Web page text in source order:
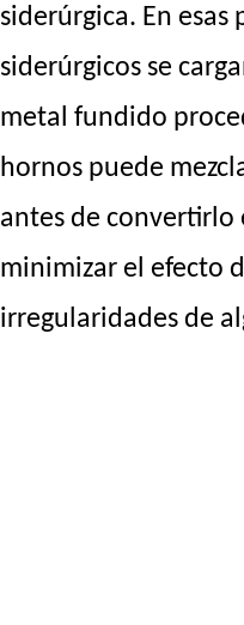
siderúrgica. En
siderúrgicos se
metal fundido
hornos puede
antes de convertirlo
minimizar el efecto
irregularidades de